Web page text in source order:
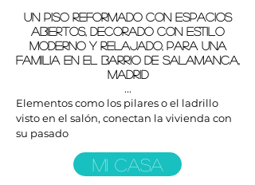
UN PISO REFORMADO CON ESPACIOS
ABIERTOS, DECORADO CON ESTILO
MODERNO Y RELAJADO, PARA UNA
FAMILIA EN EL BARRIO DE SALAMANCA,
MADRID
...
Elementos como los pilares o el ladrillo
visto en el salón, conectan la vivienda con
su pasado
MI CASA